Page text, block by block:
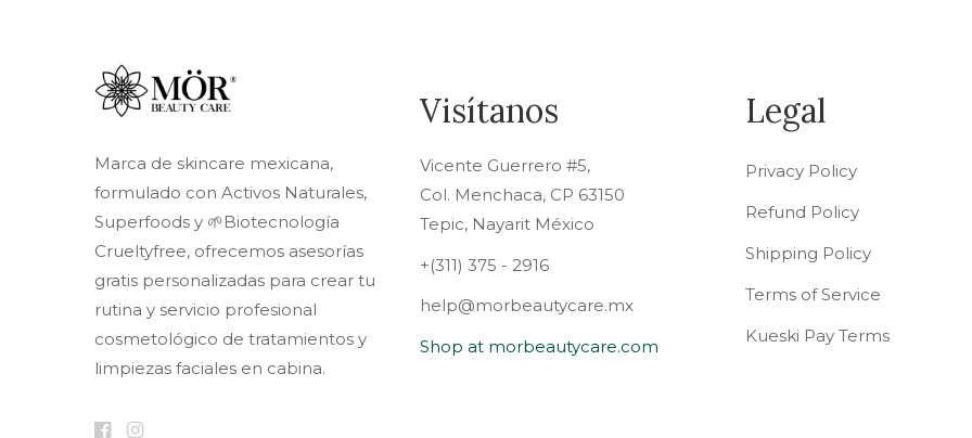
Marca de skincare mexicana,
formulado con Activos Naturales,
Superfoods y 🌱Biotecnología
Crueltyfree, ofrecemos asesorías
gratis personalizadas para crear tu
rutina y servicio profesional
cosmetológico de tratamientos y
limpiezas faciales en cabina.
Visítanos
Vicente Guerrero #5,
Col. Menchaca, CP 63150
Tepic, Nayarit México
+(311) 375 - 2916
help@morbeautycare.mx
Shop at morbeautycare.com
Legal
Privacy Policy
Refund Policy
Shipping Policy
Terms of Service
Kueski Pay Terms